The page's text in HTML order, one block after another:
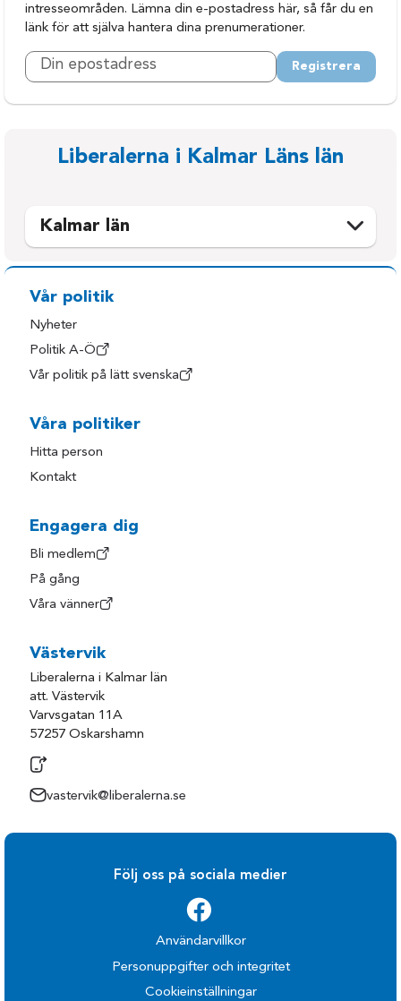
intresseområden. Lämna din e-postadress här, så får du en
länk för att själva hantera dina prenumerationer.
Registrera
Liberalerna i Kalmar Läns län
Kalmar län
Hultsfred
Högsby
Kalmar
Mönsterås
Vår politik
Nyheter
Politik A-Ö
Vår politik på lätt svenska
Våra politiker
Hitta person
Kontakt
Engagera dig
Bli medlem
På gång
Våra vänner
Västervik
Liberalerna i Kalmar län
att. Västervik
Varvsgatan 11A
57257 Oskarshamn
vastervik@liberalerna.se
Följ oss på sociala medier
Användarvillkor
Personuppgifter och integritet
Cookieinställningar